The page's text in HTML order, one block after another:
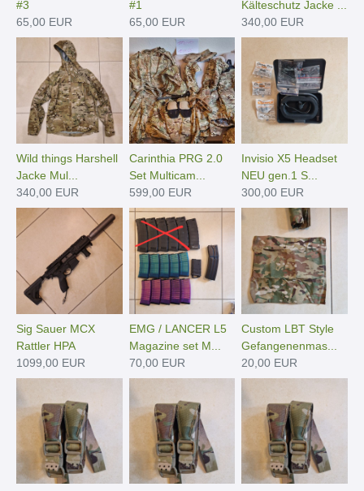
#3
65,00 EUR
#1
65,00 EUR
Kälteschutz Jacke ...
340,00 EUR
Wild things Harshell
Jacke Mul...
340,00 EUR
Carinthia PRG 2.0
Set Multicam...
599,00 EUR
Invisio X5 Headset
NEU gen.1 S...
300,00 EUR
Sig Sauer MCX
Rattler HPA
1099,00 EUR
EMG / LANCER L5
Magazine set M...
70,00 EUR
Custom LBT Style
Gefangenenmas...
20,00 EUR